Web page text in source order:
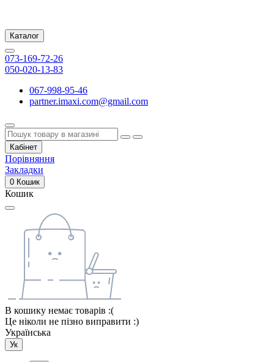
Каталог
073-169-72-26
050-020-13-83
067-998-95-46
partner.imaxi.com@gmail.com
Кабінет
Порівняння
Закладки
0 Кошик
Кошик
В кошику немає товарів :(
Це ніколи не пізно виправити :)
Українська
Ук